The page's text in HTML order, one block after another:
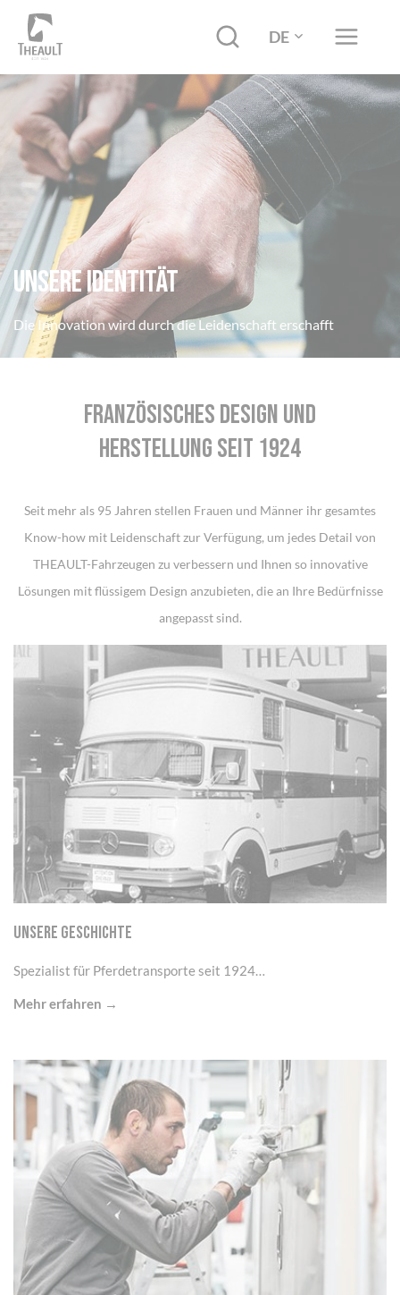
DE
Unsere identität
Die Innovation wird durch die Leidenschaft erschafft
FRANZÖSISCHES DESIGN UND
HERSTELLUNG SEIT 1924
Seit mehr als 95 Jahren stellen Frauen und Männer ihr gesamtes
Know-how mit Leidenschaft zur Verfügung, um jedes Detail von
THEAULT-Fahrzeugen zu verbessern und Ihnen so innovative
Lösungen mit flüssigem Design anzubieten, die an Ihre Bedürfnisse
angepasst sind.
UNSERE GESCHICHTE
Spezialist für Pferdetransporte seit 1924…
Mehr erfahren →